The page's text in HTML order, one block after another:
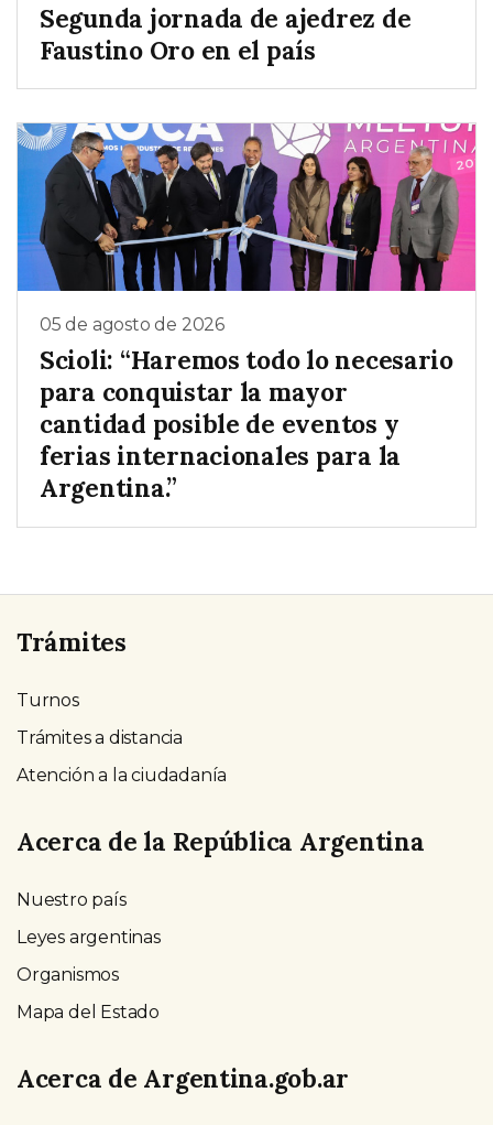
Segunda jornada de ajedrez de
Faustino Oro en el país
05 de agosto de 2026
Scioli: “Haremos todo lo necesario
para conquistar la mayor
cantidad posible de eventos y
ferias internacionales para la
Argentina.”
Trámites
Turnos
Trámites a distancia
Atención a la ciudadanía
Acerca de la República Argentina
Nuestro país
Leyes argentinas
Organismos
Mapa del Estado
Acerca de Argentina.gob.ar